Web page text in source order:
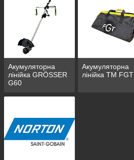
Акумуляторна
лінійка GRÖSSER
G60
Акумуляторна
лінійка ТМ FGT